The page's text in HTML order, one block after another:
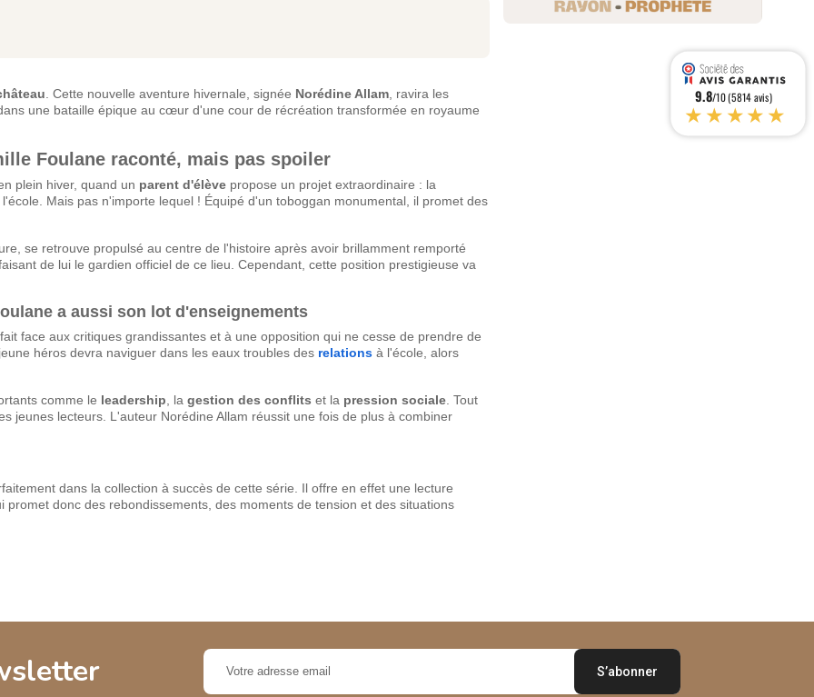
. Cette nouvelle aventure hivernale, signée Norédine Allam , ravira les
une bataille épique au cœur d'une cour de récréation transformée en royaume
Foulane raconté, mais pas spoiler
plein hiver, quand un parent d'élève propose un projet extraordinaire : la
Mais pas n'importe lequel ! Équipé d'un toboggan monumental, il promet des
se retrouve propulsé au centre de l'histoire après avoir brillamment remporté
de lui le gardien officiel de ce lieu. Cependant, cette position prestigieuse va
a aussi son lot d'enseignements
face aux critiques grandissantes et à une opposition qui ne cesse de prendre de
héros devra naviguer dans les eaux troubles des relations à l'école, alors
comme le leadership , la gestion des conflits et la pression sociale . Tout
jeunes lecteurs. L'auteur Norédine Allam réussit une fois de plus à combiner
dans la collection à succès de cette série. Il offre en effet une lecture
promet donc des rebondissements, des moments de tension et des situations
9.8/10 (5814 avis)
★★★★★